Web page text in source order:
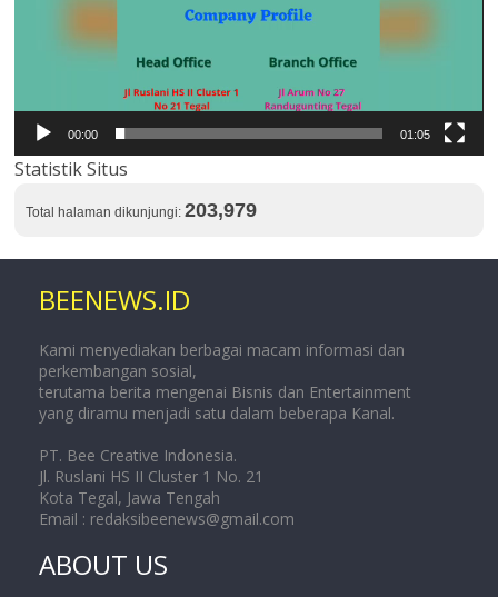
00:00 01:05
Statistik Situs
Total halaman dikunjungi:203,979
BEENEWS.ID
Kami menyediakan berbagai macam informasi dan
perkembangan sosial,
terutama berita mengenai Bisnis dan Entertainment
yang diramu menjadi satu dalam beberapa Kanal.
PT. Bee Creative Indonesia.
Jl. Ruslani HS II Cluster 1 No. 21
Kota Tegal, Jawa Tengah
Email : redaksibeenews@gmail.com
ABOUT US